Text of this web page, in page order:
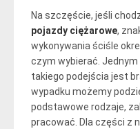
Na szczęście, jeśli
pojazdy ciężarowe,
wykonywania ściśle
czym wybierać. Jednym
takiego podejścia jest
wypadku możemy
podstawowe rodzaje,
pracować. Dla części z